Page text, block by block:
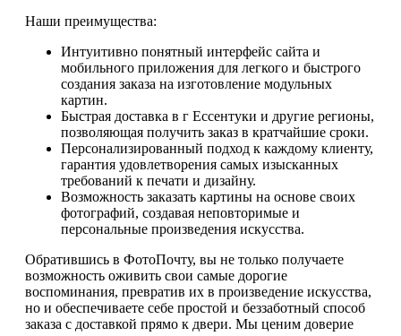
Наши преимущества:
Интуитивно понятный интерфейс сайта и
мобильного приложения для легкого и быстрого
создания заказа на изготовление модульных
картин.
Быстрая доставка в г Ессентуки и другие регионы,
позволяющая получить заказ в кратчайшие сроки.
Персонализированный подход к каждому клиенту,
гарантия удовлетворения самых изысканных
требований к печати и дизайну.
Возможность заказать картины на основе своих
фотографий, создавая неповторимые и
персональные произведения искусства.
Обратившись в ФотоПочту, вы не только получаете
возможность оживить свои самые дорогие
воспоминания, превратив их в произведение искусства,
но и обеспечиваете себе простой и беззаботный способ
заказа с доставкой прямо к двери. Мы ценим доверие